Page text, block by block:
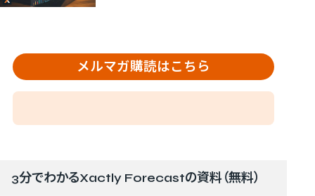
メルマガ購読はこちら
3分でわかるXactly Forecastの資料（無料）